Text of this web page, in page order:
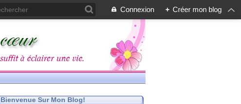
Connexion + Créer mon blog
Bienvenue Sur Mon Blog!